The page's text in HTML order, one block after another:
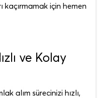
kaçırmamak için hemen
ve Kolay
alım sürecinizi hızlı,